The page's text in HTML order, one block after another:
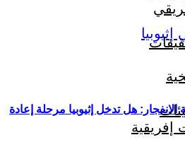
هل تدخل إثيوبيا مرحلة إعادة
إفريقية